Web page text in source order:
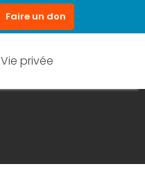
Faire un don
Vie privée